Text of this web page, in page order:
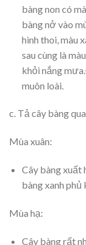
bàng non có
bàng nở vào
hình thoi, màu
sau cùng là
khỏi nắng
muôn loài.
c. Tả cây bàng
Mùa xuân:
Cây bàng xuất
bàng xanh phủ
Mùa hạ:
Cây bàng rất